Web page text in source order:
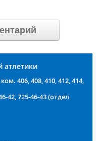
атлетики
406, 408, 410, 412, 414,
42, 725-46-43 (отдел